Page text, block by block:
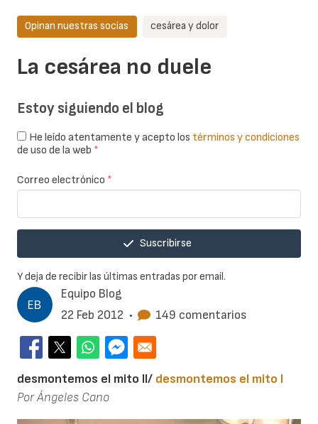
Equipo Blog
22 Feb 2012 • 149 comentarios
La cesárea no duele
Opinan nuestras socias cesárea y dolor
desmontemos el mito II/ desmontemos el mito I
Por Ángeles Cano
Estoy siguiendo el blog
He leído atentamente y acepto los términos y condiciones
de uso de la web *
Correo electrónico *
Suscribirse
Y deja de recibir las últimas entradas por email.